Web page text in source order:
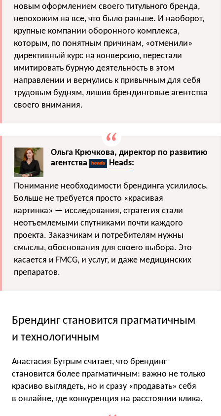
новым оформлением своего титульного бренда,
непохожим на все, что было раньше. И наоборот,
крупные компании оборонного комплекса,
которым, по понятным причинам, «отменили»
директивный курс на конверсию, перестали
имитировать бурную деятельность в этом
направлении и вернулись к привычным для себя
трудовым будням, лишив брендинговые агентства
своего внимания.
Ольга Крючкова, директор по развитию
агентства
Heads:
Понимание необходимости брендинга усилилось.
Больше не требуется просто «красивая
картинка» — исследования, стратегия стали
неотъемлемыми спутниками почти каждого
проекта. Заказчикам и потребителям нужны
смыслы, обоснования для своего выбора. Это
касается и FMCG, и услуг, и даже медицинских
препаратов.
Брендинг становится прагматичным
и технологичным
Анастасия Бутрым считает, что брендинг
становится более прагматичным: важно не только
красиво выглядеть, но и сразу «продавать» себя
в онлайне, где конкуренция на расстоянии клика.